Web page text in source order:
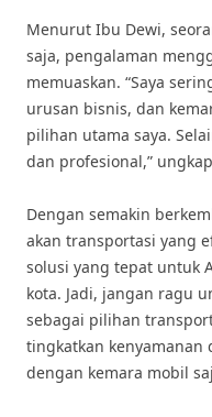
Menurut Ibu Dewi,
saja, pengalaman
memuaskan. “Saya
urusan bisnis, dan
pilihan utama saya.
dan profesional,”
Dengan semakin
akan transportasi yang
solusi yang tepat untuk
kota. Jadi, jangan ragu
sebagai pilihan
tingkatkan kenyamanan
dengan kemara mobil